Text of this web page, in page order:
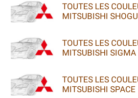
TOUTES LES
MITSUBISHI
TOUTES LES
MITSUBISHI SIGMA
TOUTES LES
MITSUBISHI SPACE